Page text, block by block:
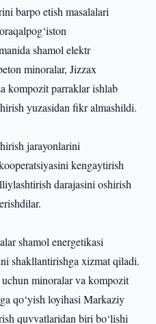
barpo etish masalalari
shamol elektr
minoralar, Jizzax
kompozit parraklar ishlab
yuzasidan fikr almashildi.
jarayonlarini
kengaytirish
darajasini oshirish
shamol energetikasi
shakllantirishga xizmat qiladi.
minoralar va kompozit
qo‘yish loyihasi Markaziy
quvvatlaridan biri bo‘lishi